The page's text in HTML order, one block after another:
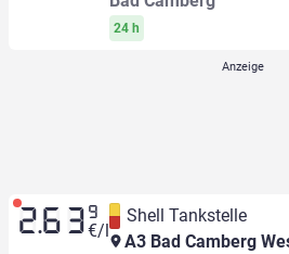
24 h
2.63 9
€/l
Shell Tankstelle
A3 Bad Camberg